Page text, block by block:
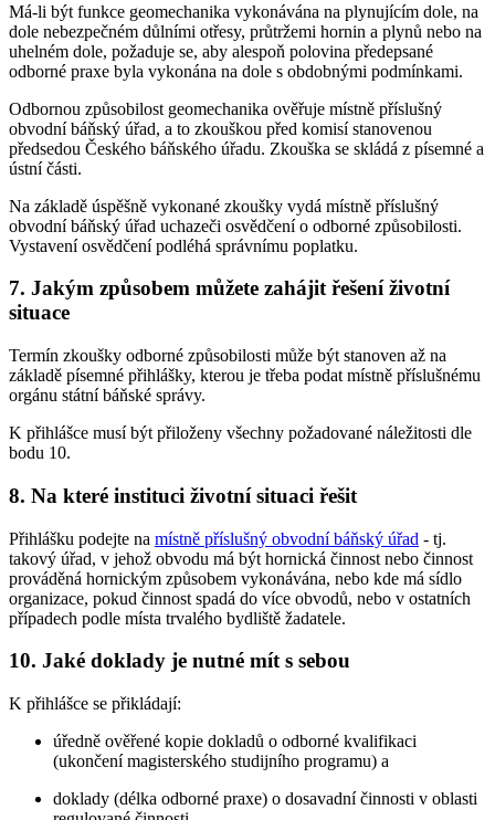
Má-li být funkce geomechanika vykonávána na plynujícím dole, na
dole nebezpečném důlními otřesy, průtržemi hornin a plynů nebo na
uhelném dole, požaduje se, aby alespoň polovina předepsané
odborné praxe byla vykonána na dole s obdobnými podmínkami.
Odbornou způsobilost geomechanika ověřuje místně příslušný
obvodní báňský úřad, a to zkouškou před komisí stanovenou
předsedou Českého báňského úřadu. Zkouška se skládá z písemné a
ústní části.
Na základě úspěšně vykonané zkoušky vydá místně příslušný
obvodní báňský úřad uchazeči osvědčení o odborné způsobilosti.
Vystavení osvědčení podléhá správnímu poplatku.
7. Jakým způsobem můžete zahájit řešení životní
situace
Termín zkoušky odborné způsobilosti může být stanoven až na
základě písemné přihlášky, kterou je třeba podat místně příslušnému
orgánu státní báňské správy.
K přihlášce musí být přiloženy všechny požadované náležitosti dle
bodu 10.
8. Na které instituci životní situaci řešit
Přihlášku podejte na místně příslušný obvodní báňský úřad - tj.
takový úřad, v jehož obvodu má být hornická činnost nebo činnost
prováděná hornickým způsobem vykonávána, nebo kde má sídlo
organizace, pokud činnost spadá do více obvodů, nebo v ostatních
případech podle místa trvalého bydliště žadatele.
10. Jaké doklady je nutné mít s sebou
K přihlášce se přikládají:
úředně ověřené kopie dokladů o odborné kvalifikaci
(ukončení magisterského studijního programu) a
doklady (délka odborné praxe) o dosavadní činnosti v oblasti